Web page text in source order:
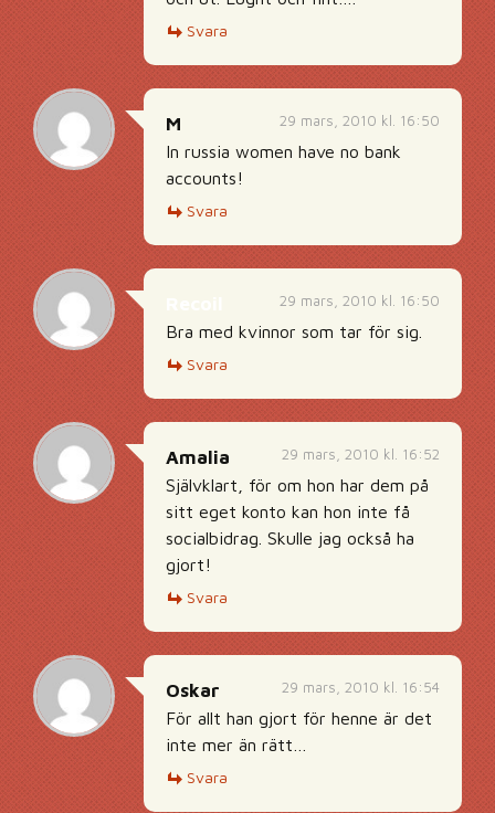
Svara
29 mars, 2010 kl. 16:50
M
In russia women have no bank
accounts!
Svara
29 mars, 2010 kl. 16:50
Bra med kvinnor som tar för sig.
Svara
29 mars, 2010 kl. 16:52
Amalia
Självklart, för om hon har dem på
sitt eget konto kan hon inte få
socialbidrag. Skulle jag också ha
gjort!
Svara
29 mars, 2010 kl. 16:54
Oskar
För allt han gjort för henne är det
inte mer än rätt…
Svara